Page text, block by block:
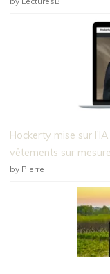
Hockerty mise sur
vêtements sur mesure
by Pierre